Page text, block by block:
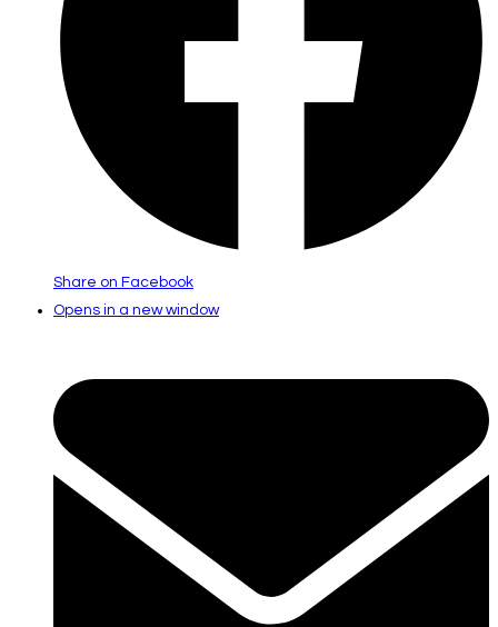
Share on Facebook
Opens in a new window